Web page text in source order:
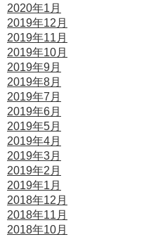
2020年1月
2019年12月
2019年11月
2019年10月
2019年9月
2019年8月
2019年7月
2019年6月
2019年5月
2019年4月
2019年3月
2019年2月
2019年1月
2018年12月
2018年11月
2018年10月